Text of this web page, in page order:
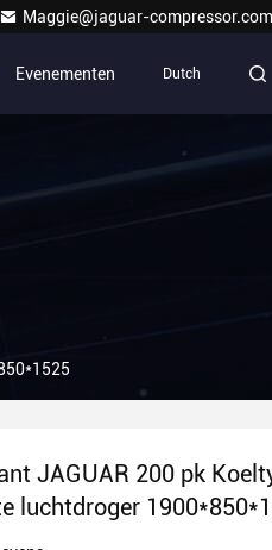
Maggie@jaguar-compressor.com
Evenementen Dutch
JAGUAR 200 pk
luchtdroger